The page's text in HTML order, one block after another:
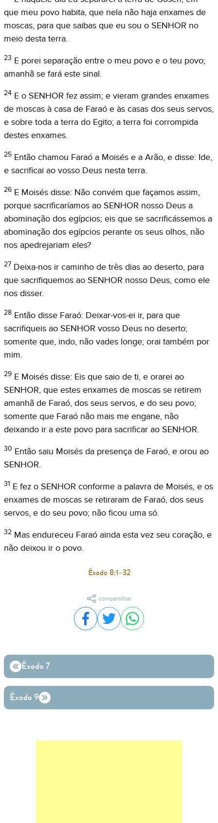
que meu povo habita, que nela não haja enxames de
moscas, para que saibas que eu sou o SENHOR no
meio desta terra.
23 E porei separação entre o meu povo e o teu povo;
amanhã se fará este sinal.
24 E o SENHOR fez assim; e vieram grandes enxames
de moscas à casa de Faraó e às casas dos seus servos,
e sobre toda a terra do Egito; a terra foi corrompida
destes enxames.
25 Então chamou Faraó a Moisés e a Arão, e disse: Ide,
e sacrificai ao vosso Deus nesta terra.
26 E Moisés disse: Não convém que façamos assim,
porque sacrificaríamos ao SENHOR nosso Deus a
abominação dos egípcios; eis que se sacrificássemos a
abominação dos egípcios perante os seus olhos, não
nos apedrejariam eles?
27 Deixa-nos ir caminho de três dias ao deserto, para
que sacrifiquemos ao SENHOR nosso Deus, como ele
nos disser.
28 Então disse Faraó: Deixar-vos-ei ir, para que
sacrifiqueis ao SENHOR vosso Deus no deserto;
somente que, indo, não vades longe; orai também por
mim.
29 E Moisés disse: Eis que saio de ti, e orarei ao
SENHOR, que estes enxames de moscas se retirem
amanhã de Faraó, dos seus servos, e do seu povo;
somente que Faraó não mais me engane, não
deixando ir a este povo para sacrificar ao SENHOR.
30 Então saiu Moisés da presença de Faraó, e orou ao
SENHOR.
31 E fez o SENHOR conforme a palavra de Moisés, e os
enxames de moscas se retiraram de Faraó, dos seus
servos, e do seu povo; não ficou uma só.
32 Mas endureceu Faraó ainda esta vez seu coração, e
não deixou ir o povo.
Êxodo 8:1–32
compartilhar
Compartilhar no Facebook
Compartilhar no Twitter
Compartilhar no
Êxodo 7
Êxodo 9